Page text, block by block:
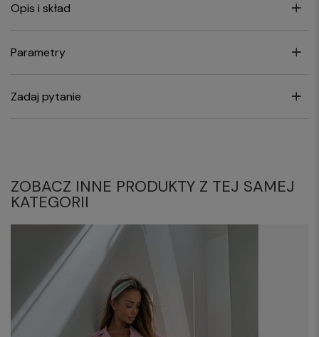
Opis i skład
Parametry
Zadaj pytanie
ZOBACZ INNE PRODUKTY Z TEJ SAMEJ
KATEGORII